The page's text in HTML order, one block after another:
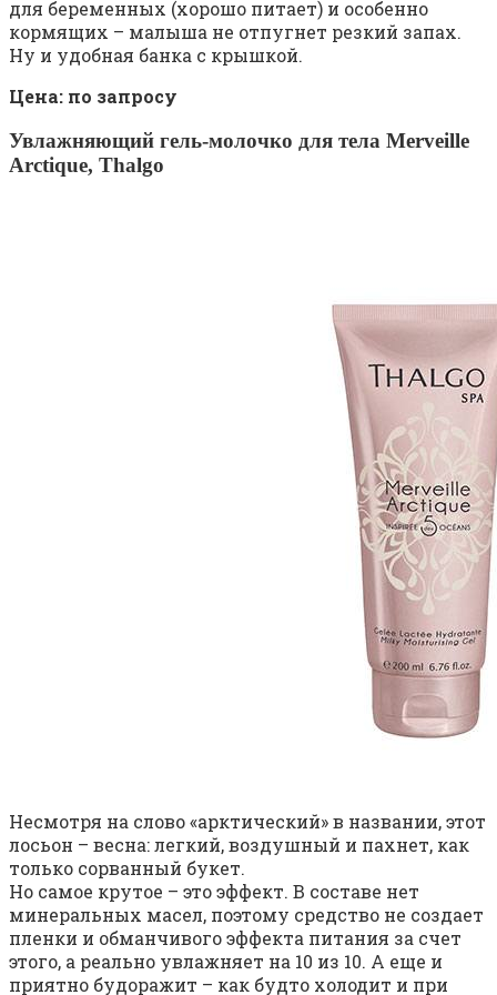
для беременных (хорошо питает) и особенно
кормящих – малыша не отпугнет резкий запах.
Ну и удобная банка с крышкой.
Цена: по запросу
Увлажняющий гель-молочко для тела Merveille
Arctique, Thalgo
Несмотря на слово «арктический» в названии, этот
лосьон – весна: легкий, воздушный и пахнет, как
только сорванный букет.
Но самое крутое – это эффект. В составе нет
минеральных масел, поэтому средство не создает
пленки и обманчивого эффекта питания за счет
этого, а реально увлажняет на 10 из 10. А еще и
приятно будоражит – как будто холодит и при